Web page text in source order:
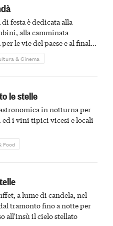
festa è dedicata alla
alla camminata
le vie del paese e al finale
& Cinema
le stelle
in notturna per
i vini tipici vicesi e locali
Food
a lume di candela, nel
tramonto fino a notte per
all'insù il cielo stellato